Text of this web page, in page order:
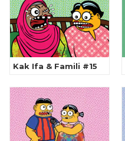
Kak Ifa & Famili #15